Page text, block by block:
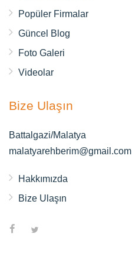
Popüler Firmalar
Güncel Blog
Foto Galeri
Videolar
Bize Ulaşın
Battalgazi/Malatya
malatyarehberim@gmail.com
Hakkımızda
Bize Ulaşın